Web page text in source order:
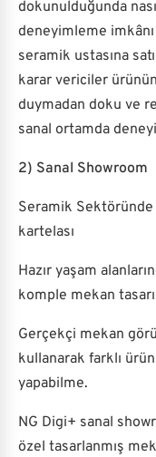
dokunulduğunda
deneyimleme
seramik ustasına
karar vericiler
duymadan doku ve
sanal ortamda
2) Sanal Showroom
Seramik Sektöründe
kartelası
Hazır yaşam
komple mekan
Gerçekçi mekan
kullanarak farklı
yapabilme.
NG Digi+ sanal
özel tasarlanmış